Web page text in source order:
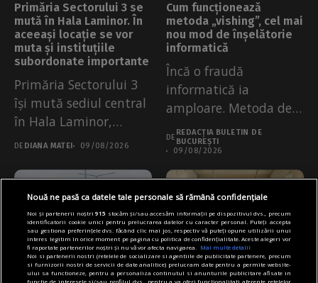
Primăria Sectorului 3 se
mută în Hala Laminor. În
aceeași locație se vor
muta și instituțiile
subordonate importante
Primăria Sectorului 3
își mută sediul central
în Hala Laminor,
începând de...
DE DIANA MATEI 09/08/2026
Cum funcționează
metoda „vishing”, cel mai
nou mod de înșelătorie
informatică
Încă o fraudă
informatică ia
amploare. Metoda de
tip „vishing” (voice
phishing),...
DE REDACȚIA BULETIN DE
BUCUREȘTI
09/08/2026
Nouă ne pasă ca datele tale personale să rămână confidențiale
Noi și partenerii noștri915 stocăm și/sau accesăm informații pe dispozitivul dvs., precum
identificatorii cookie unici pentru prelucrarea datelor cu caracter personal. Puteți accepta
sau gestiona preferințele dvs. făcând clic mai jos, respectiv vă puteți opune utilizării unui
interes legitim în orice moment pe pagina cu politica de confidențialitate. Aceste alegeri vor
fi raportate partenerilor noștri și nu vă vor afecta navigarea.
Mai multe detalii
Noi si partenerii nostri (retelele de socializare si agentiile de publicitate partenere, precum
si furnizorii nostri de servicii de date analitice) prelucram date pentru a permite website-
ului sa functioneze, pentru a personaliza continutul si anunturile publicitare afisate in
functie de interesele si/sau profilul dvs., pentru a va oferi functionalitati aferente retelelor